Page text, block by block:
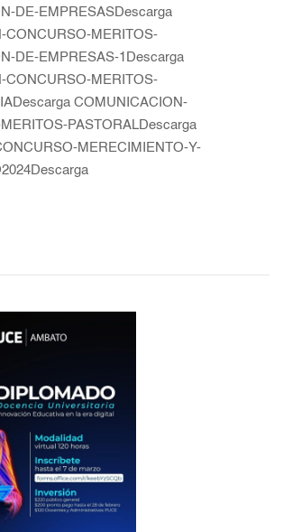
DE-EMPRESASDescarga
CONCURSO-MERITOS-
DE-EMPRESAS-1Descarga
CONCURSO-MERITOS-
COMUNICACION-
PASTORALDescarga
MERECIMIENTO-Y-